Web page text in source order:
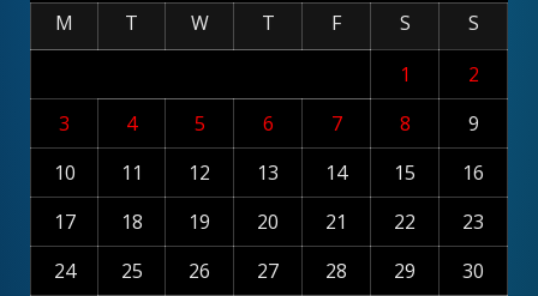
M T W T F S
S
1
2
3
4 5 6 7 8
9
10
11 12 13 14 15
16
17
18 19 20 21 22
23
24
25 26 27 28 29
30